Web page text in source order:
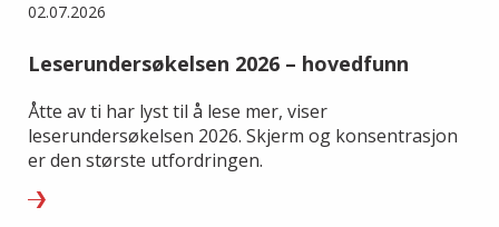
02.07.2026
Leserundersøkelsen 2026 – hovedfunn
Åtte av ti har lyst til å lese mer, viser
leserundersøkelsen 2026. Skjerm og konsentrasjon
er den største utfordringen.